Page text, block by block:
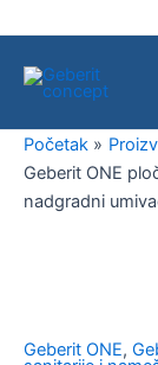
na
sadržaj
Početak
Geberit ONE
nadgradni
Geberit ONE,
sa